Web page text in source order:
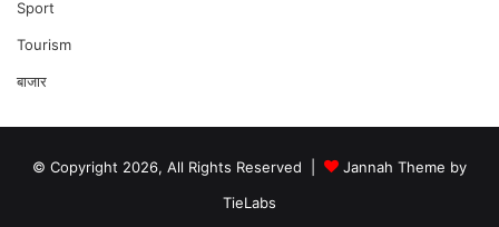
Sport
Tourism
बाजार
© Copyright 2026, All Rights Reserved |
Jannah Theme by
TieLabs